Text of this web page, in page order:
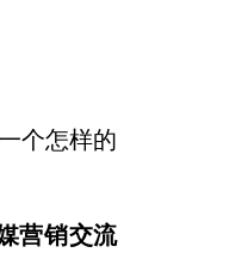
个怎样的
营销交流